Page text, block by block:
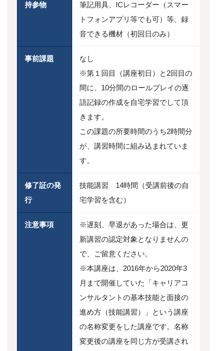
持参物
筆記用具、ICレコーダー（スマー
トフォンアプリ等でも可）等、録
音できる機材（初回日のみ）
事前課題
なし
※第１回目（講座初日）と2回目の
間に、10分間のロールプレイの逐
語記録の作成を自宅学習でして頂
きます。
この課題の所要時間のうち2時間分
が、講習時間に組み込まれていま
す。
修了証の発
行
技能講習 14時間（受講前後の自
宅学習を含む）
注意事項
※遅刻、早退があった場合は、更
新講習の認定対象となりませんの
で、ご留意ください。
※本講座は、2016年から2020年3
月まで開催していた「キャリアコ
ンサルタントの基本技能と面接の
進め方（技能講習）」という講座
の名称変更をした講座です。名称
変更後の講座を同じ方が受講され